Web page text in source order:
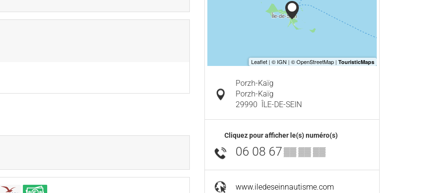
Porzh-Kaïg
Porzh-Kaïg
29990 ÎLE-DE-SEIN
Cliquez pour afficher le(s) numéro(s)
06 08 67▒▒ ▒▒ ▒▒
www.iledeseinnautisme.com